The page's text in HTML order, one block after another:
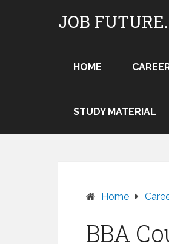
JOB
HOME
STUDY MATERIAL
Home
BBA